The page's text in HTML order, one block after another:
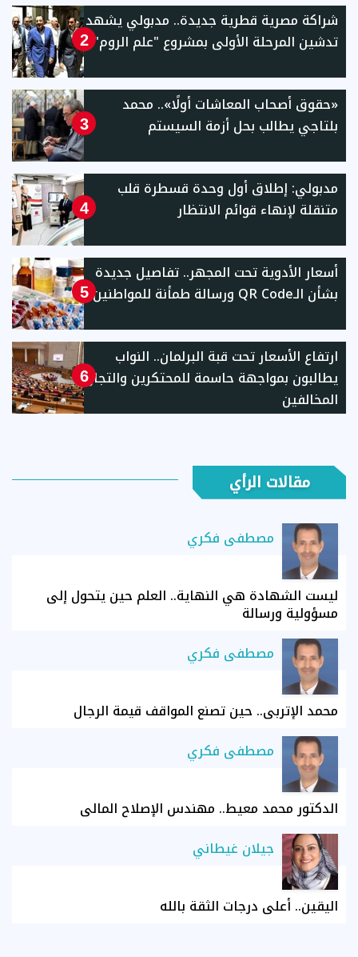
2
شراكة مصرية قطرية جديدة.. مدبولي يشهد
تدشين المرحلة الأولى بمشروع "علم الروم"
3
«حقوق أصحاب المعاشات أولًا».. محمد
بلتاجي يطالب بحل أزمة السيستم
4
مدبولي: إطلاق أول وحدة قسطرة قلب
متنقلة لإنهاء قوائم الانتظار
5
أسعار الأدوية تحت المجهر.. تفاصيل جديدة
بشأن الـQR Code ورسالة طمأنة للمواطنين
6
ارتفاع الأسعار تحت قبة البرلمان.. النواب
يطالبون بمواجهة حاسمة للمحتكرين والتجار
المخالفين
مقالات الرأي
مصطفى فكري
ليست الشهادة هي النهاية.. العلم حين يتحول إلى
مسؤولية ورسالة
مصطفى فكري
محمد الإتربي.. حين تصنع المواقف قيمة الرجال
مصطفى فكري
الدكتور محمد معيط.. مهندس الإصلاح المالي
جيلان غيطاني
اليقين.. أعلى درجات الثقة بالله